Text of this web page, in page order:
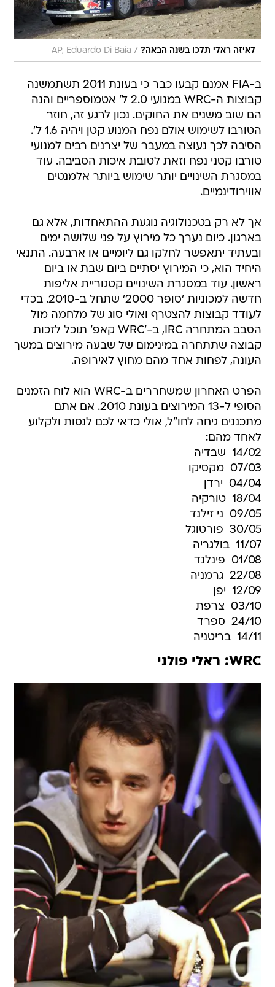
לאיזה ראלי תלכו בשנה הבאה? /
AP, Eduardo Di Baia
ב-FIA אמנם קבעו כבר כי בעונת 2011 תשתמשנה
הם שוב משנים את החוקים. נכון לרגע זה, חוזר
הטורבו לשימוש אולם נפח המנוע קטן ויהיה 1.6 ל'.
הסיבה לכך נעוצה במעבר של יצרנים רבים למנועי
טורבו קטני נפח וזאת לטובת איכות הסביבה. עוד
במסגרת השינויים יותר שימוש ביותר אלמנטים
אווירודינמיים.
אך לא רק בטכנולוגיה נוגעת ההתאחדות, אלא גם
ובעתיד יתאפשר לחלקו גם ליומיים או ארבעה. התנאי
היחיד הוא, כי המירוץ יסתיים ביום שבת או ביום
ראשון. עוד במסגרת השינויים קטגוריית אליפות
חדשה למכוניות 'סופר 2000' שתחל ב-2010. בכדי
לעודד קבוצות להצטרף ואולי סוג של מלחמה מול
הסבב המתחרה IRC, ב-'WRC קאפ' תוכל לזכות
קבוצה שתתחרה במינימום של שבעה מירוצים במשך
העונה, לפחות אחד מהם מחוץ לאירופה.
הפרט האחרון שמשחררים ב-WRC הוא לוח הזמנים
מתכננים גיחה לחו"ל, אולי כדאי לכם לנסות ולקלוע
לאחד מהם:
14/02  שבדיה
07/03  מקסיקו
04/04  ירדן
18/04  טורקיה
09/05  ני זילנד
30/05  פורטוגל
11/07  בולגריה
01/08  פינלנד
22/08  גרמניה
12/09  יפן
03/10  צרפת
24/10  ספרד
14/11  בריטניה
WRC: ראלי פולני